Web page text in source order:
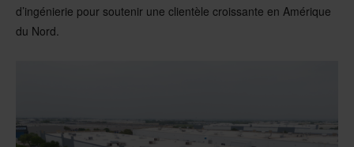
d’ingénierie pour soutenir une clientèle croissante en Amérique
du Nord.